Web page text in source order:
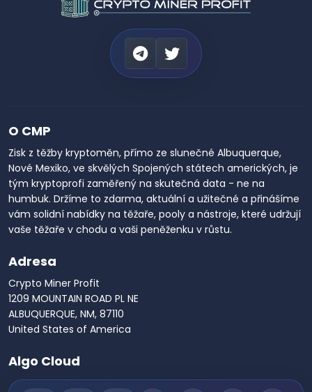
O CMP
Zisk z těžby kryptoměn, přímo ze slunečné Albuquerque,
Nové Mexiko, ve skvělých Spojených státech amerických, je
tým kryptoprofi zaměřený na skutečná data - ne na
humbuk. Držíme to zdarma, aktuální a užitečné a přinášíme
vám solidní nabídky na těžaře, pooly a nástroje, které udržují
vaše těžaře v chodu a vaši peněženku v růstu.
Adresa
Crypto Miner Profit
1209 MOUNTAIN ROAD PL NE
ALBUQUERQUE, NM, 87110
United States of America
Algo Cloud